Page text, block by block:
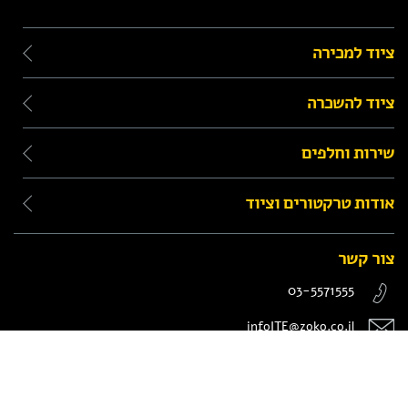
ציוד למכירה
ציוד להשכרה
שירות וחלפים
אודות טרקטורים וציוד
צור קשר
03-5571555
infoITE@zoko.co.il